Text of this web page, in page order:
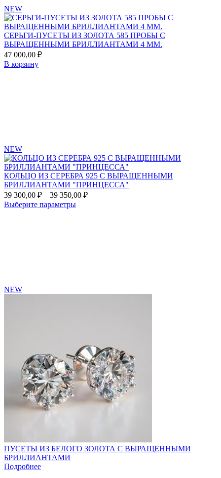
NEW
СЕРЬГИ-ПУСЕТЫ ИЗ ЗОЛОТА 585 ПРОБЫ С
ВЫРАЩЕННЫМИ БРИЛЛИАНТАМИ 4 ММ.
47 000,00 ₽
В корзину
NEW
КОЛЬЦО ИЗ СЕРЕБРА 925 С ВЫРАЩЕННЫМИ
БРИЛЛИАНТАМИ "ПРИНЦЕССА"
39 300,00 ₽ – 39 350,00 ₽Диапазон
Выберите параметрыЭтот
товара.
NEW
ПУСЕТЫ ИЗ БЕЛОГО ЗОЛОТА С ВЫРАЩЕННЫМИ
БРИЛЛИАНТАМИ
Подробнее